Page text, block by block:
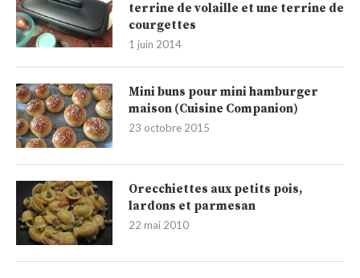
terrine de volaille et une terrine de
courgettes
1 juin 2014
Mini buns pour mini hamburger
maison (Cuisine Companion)
23 octobre 2015
Orecchiettes aux petits pois,
lardons et parmesan
22 mai 2010